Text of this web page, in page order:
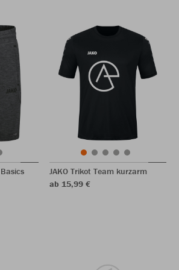
JAKO Trikot Team kurzarm
ab 15,99 €